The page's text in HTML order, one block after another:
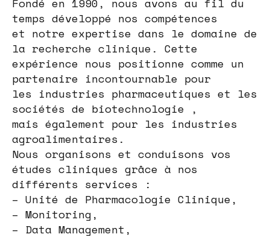
temps développé nos compétences
et notre expertise dans le domaine de
la recherche clinique. Cette
expérience nous positionne comme un
partenaire incontournable pour
les industries pharmaceutiques et les
sociétés de biotechnologie ,
mais également pour les industries
agroalimentaires.
Nous organisons et conduisons vos
études cliniques grâce à nos
différents services :
– Unité de Pharmacologie Clinique,
– Monitoring,
– Data Management,